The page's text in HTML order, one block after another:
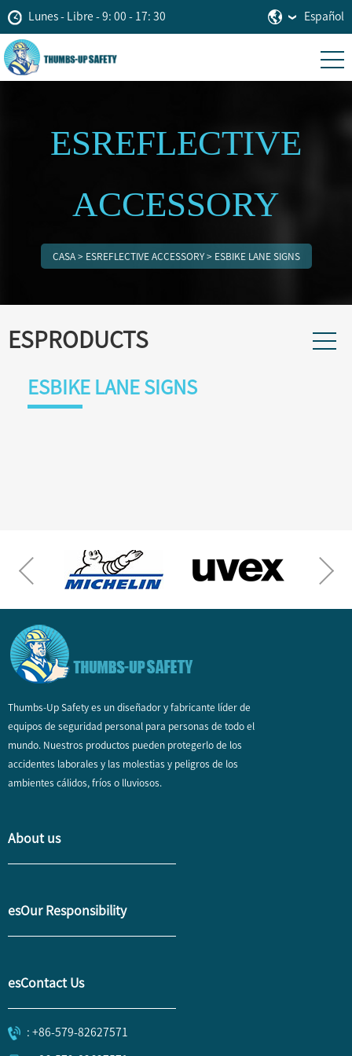
Lunes - Libre - 9: 00 - 17: 30 Español
ESREFLECTIVE
ACCESSORY
CASA> ESREFLECTIVE ACCESSORY> ESBIKE LANE SIGNS
ESPRODUCTS
ESBIKE LANE SIGNS
Thumbs-Up Safety es un diseñador y fabricante líder de
equipos de seguridad personal para personas de todo el
mundo. Nuestros productos pueden protegerlo de los
accidentes laborales y las molestias y peligros de los
ambientes cálidos, fríos o lluviosos.
About us
esOur Responsibility
esContact Us
: +86-579-82627571